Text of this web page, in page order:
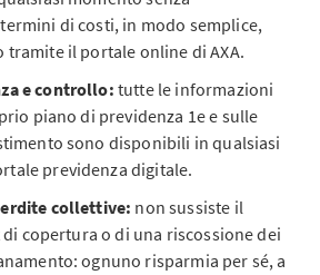
di costi, in modo semplice,
tramite il portale online di AXA.
e controllo: tutte le informazioni
piano di previdenza 1e e sulle
sono disponibili in qualsiasi
previdenza digitale.
collettive: non sussiste il
copertura o di una riscossione dei
ognuno risparmia per sé, a